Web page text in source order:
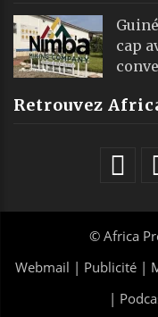
cap
Retrouvez
© Africa
Webmail | Publicité |
|